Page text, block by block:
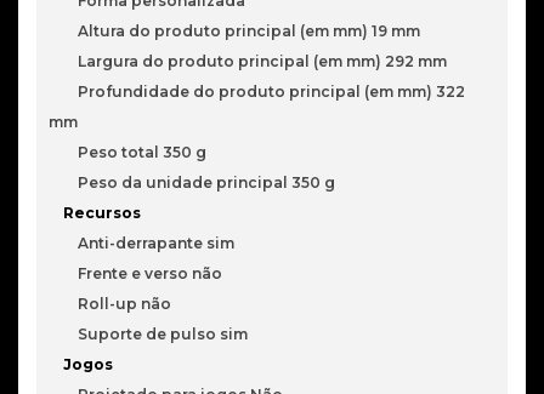
Altura do produto principal (em mm) 19 mm
Largura do produto principal (em mm) 292 mm
Profundidade do produto principal (em mm) 322
mm
Peso total 350 g
Peso da unidade principal 350 g
Recursos
Anti-derrapante sim
Frente e verso não
Roll-up não
Suporte de pulso sim
Jogos